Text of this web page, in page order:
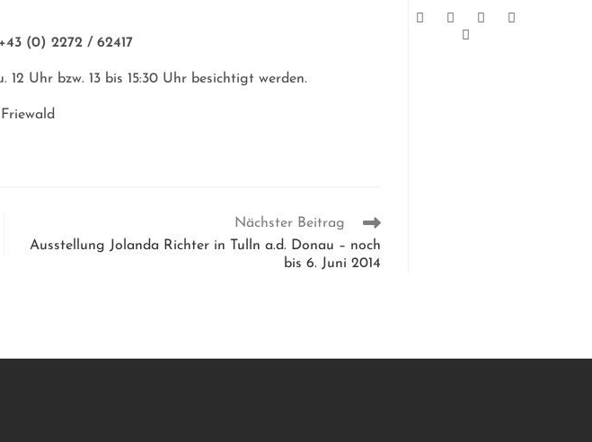
(0) 2272 / 62417
Uhr bzw. 13 bis 15:30 Uhr besichtigt werden.
Nächster Beitrag
Ausstellung Jolanda Richter in Tulln a.d. Donau – noch
bis 6. Juni 2014